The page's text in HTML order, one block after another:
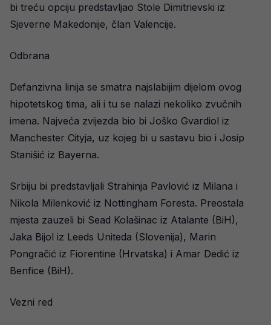
bi treću opciju predstavljao Stole Dimitrievski iz
Sjeverne Makedonije, član Valencije.
Odbrana
Defanzivna linija se smatra najslabijim dijelom ovog
hipotetskog tima, ali i tu se nalazi nekoliko zvučnih
imena. Najveća zvijezda bio bi Joško Gvardiol iz
Manchester Cityja, uz kojeg bi u sastavu bio i Josip
Stanišić iz Bayerna.
Srbiju bi predstavljali Strahinja Pavlović iz Milana i
Nikola Milenković iz Nottingham Foresta. Preostala
mjesta zauzeli bi Sead Kolašinac iz Atalante (BiH),
Jaka Bijol iz Leeds Uniteda (Slovenija), Marin
Pongračić iz Fiorentine (Hrvatska) i Amar Dedić iz
Benfice (BiH).
Vezni red